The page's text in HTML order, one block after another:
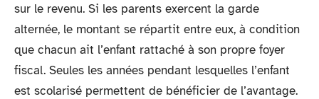
sur le revenu. Si les parents exercent la garde
alternée, le montant se répartit entre eux, à condition
que chacun ait l’enfant rattaché à son propre foyer
fiscal. Seules les années pendant lesquelles l’enfant
est scolarisé permettent de bénéficier de l’avantage.